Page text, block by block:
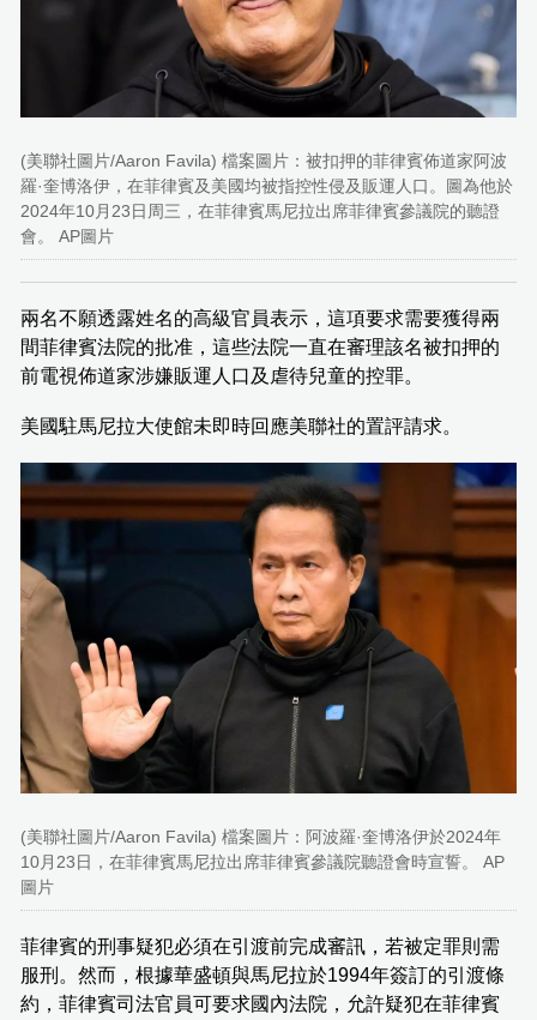
(美聯社圖片/Aaron Favila) 檔案圖片：被扣押的菲律賓佈道家阿波
羅·奎博洛伊，在菲律賓及美國均被指控性侵及販運人口。圖為他於
2024年10月23日周三，在菲律賓馬尼拉出席菲律賓參議院的聽證
會。 AP圖片
兩名不願透露姓名的高級官員表示，這項要求需要獲得兩
間菲律賓法院的批准，這些法院一直在審理該名被扣押的
前電視佈道家涉嫌販運人口及虐待兒童的控罪。
美國駐馬尼拉大使館未即時回應美聯社的置評請求。
(美聯社圖片/Aaron Favila) 檔案圖片：阿波羅·奎博洛伊於2024年
10月23日，在菲律賓馬尼拉出席菲律賓參議院聽證會時宣誓。 AP
圖片
菲律賓的刑事疑犯必須在引渡前完成審訊，若被定罪則需
服刑。然而，根據華盛頓與馬尼拉於1994年簽訂的引渡條
約，菲律賓司法官員可要求國內法院，允許疑犯在菲律賓